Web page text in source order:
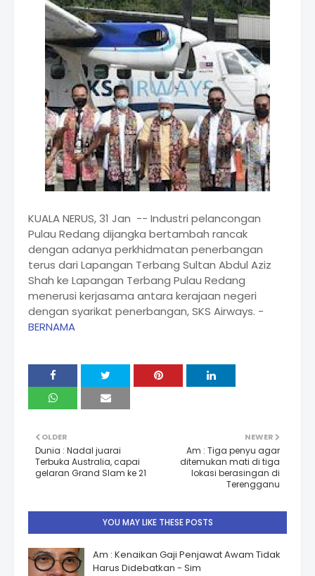
KUALA NERUS, 31 Jan -- Industri pelancongan
Pulau Redang dijangka bertambah rancak
dengan adanya perkhidmatan penerbangan
terus dari Lapangan Terbang Sultan Abdul Aziz
Shah ke Lapangan Terbang Pulau Redang
menerusi kerjasama antara kerajaan negeri
dengan syarikat penerbangan, SKS Airways. -
BERNAMA
NEWER
Am : Tiga penyu agar
ditemukan mati di tiga
lokasi berasingan di
Terengganu
OLDER
Dunia : Nadal juarai
Terbuka Australia, capai
gelaran Grand Slam ke 21
YOU MAY LIKE THESE POSTS
Am : Kenaikan Gaji Penjawat Awam Tidak
Harus Didebatkan - Sim